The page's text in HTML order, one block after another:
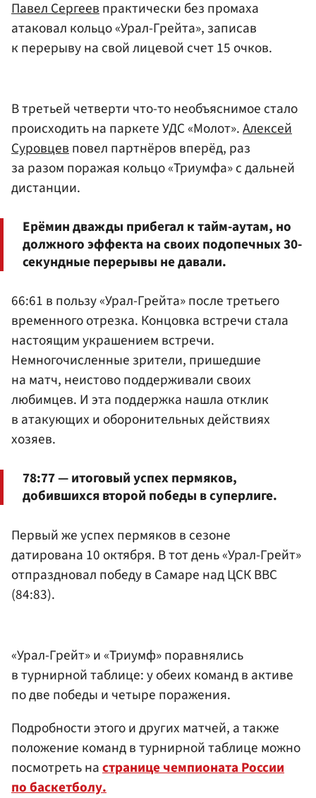
Павел Сергеевпрактически без промаха
атаковал кольцо «Урал-Грейта», записав
к перерыву на свой лицевой счет 15 очков.
В третьей четверти что-то необъяснимое стало
происходить на паркете УДС «Молот».Алексей
Суровцевповел партнёров вперёд, раз
за разом поражая кольцо «Триумфа» с дальней
дистанции.
Ерёмин дважды прибегал к тайм-аутам, но
должного эффекта на своих подопечных 30-
секундные перерывы не давали.
66:61 в пользу «Урал-Грейта» после третьего
временного отрезка. Концовка встречи стала
настоящим украшением встречи.
Немногочисленные зрители, пришедшие
на матч, неистово поддерживали своих
любимцев. И эта поддержка нашла отклик
в атакующих и оборонительных действиях
хозяев.
78:77 — итоговый успех пермяков,
добившихся второй победы в суперлиге.
Первый же успех пермяков в сезоне
датирована 10 октября. В тот день «Урал-Грейт»
отпраздновал победу в Самаре над ЦСК ВВС
(84:83).
«Урал-Грейт» и «Триумф» поравнялись
в турнирной таблице: у обеих команд в активе
по две победы и четыре поражения.
Подробности этого и других матчей, а также
положение команд в турнирной таблице можно
посмотреть настранице чемпионата России
по баскетболу.